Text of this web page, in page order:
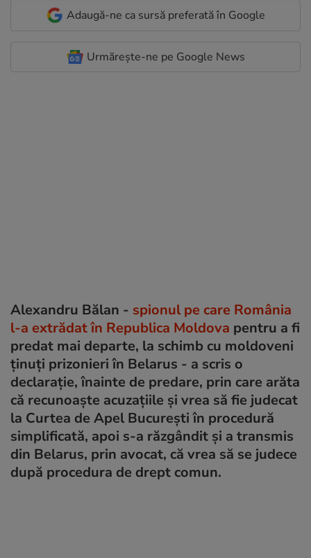
Adaugă-ne ca sursă preferată în Google
Urmărește-ne pe Google News
Alexandru Bălan - spionul pe care România
l-a extrădat în Republica Moldova pentru a fi
predat mai departe, la schimb cu moldoveni
ținuți prizonieri în Belarus - a scris o
declarație, înainte de predare, prin care arăta
că recunoaște acuzațiile și vrea să fie judecat
la Curtea de Apel București în procedură
simplificată, apoi s-a răzgândit și a transmis
din Belarus, prin avocat, că vrea să se judece
după procedura de drept comun.